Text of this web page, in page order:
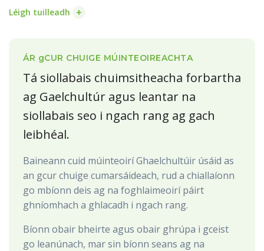
Léigh tuilleadh +
ÁR gCUR CHUIGE MÚINTEOIREACHTA
Tá siollabais chuimsitheacha forbartha
ag Gaelchultúr agus leantar na
siollabais seo i ngach rang ag gach
leibhéal.
Baineann cuid múinteoirí Ghaelchultúir úsáid as
an gcur chuige cumarsáideach, rud a chiallaíonn
go mbíonn deis ag na foghlaimeoirí páirt
ghníomhach a ghlacadh i ngach rang.
Bíonn obair bheirte agus obair ghrúpa i gceist
go leanúnach, mar sin bíonn seans ag na